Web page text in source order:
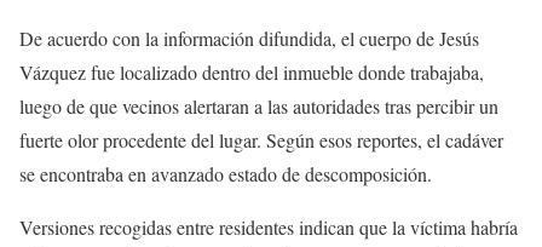
De acuerdo con la información difundida, el cuerpo de Jesús
Vázquez fue localizado dentro del inmueble donde trabajaba,
luego de que vecinos alertaran a las autoridades tras percibir un
fuerte olor procedente del lugar. Según esos reportes, el cadáver
se encontraba en avanzado estado de descomposición.
Versiones recogidas entre residentes indican que la víctima habría